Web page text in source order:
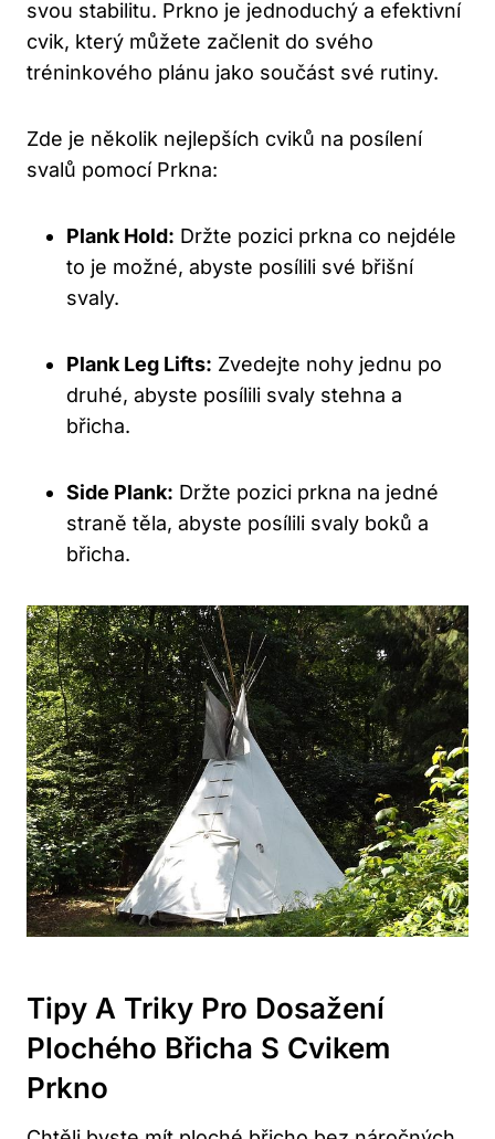
svou stabilitu. Prkno je jednoduchý a efektivní
cvik, který můžete začlenit do svého
tréninkového plánu jako součást své rutiny.
Zde je několik nejlepších cviků na posílení
svalů pomocí Prkna:
Plank Hold: Držte pozici prkna co nejdéle
to je možné, abyste posílili své břišní
svaly.
Plank Leg Lifts: Zvedejte nohy jednu po
druhé, abyste posílili svaly stehna a
břicha.
Side Plank: Držte pozici prkna na jedné
straně těla, abyste posílili svaly boků a
břicha.
Tipy A Triky Pro Dosažení
Plochého Břicha S Cvikem
Prkno